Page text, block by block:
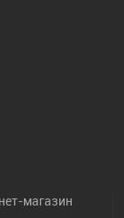
магазин